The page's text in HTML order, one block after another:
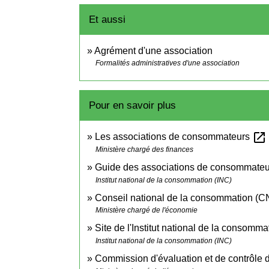
Et aussi
Agrément d'une association
Formalités administratives d'une association
Pour en savoir plus
Les associations de consommateurs open_in_new
Ministère chargé des finances
Guide des associations de
Institut national de la consommation (INC)
Conseil national de la consommation
Ministère chargé de l'économie
Site de l'Institut national de la
Institut national de la consommation (INC)
Commission d'évaluation et de contrôle